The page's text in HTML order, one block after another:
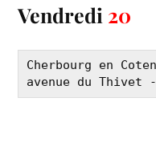
Vendredi 20
Cherbourg en
avenue du Thivet